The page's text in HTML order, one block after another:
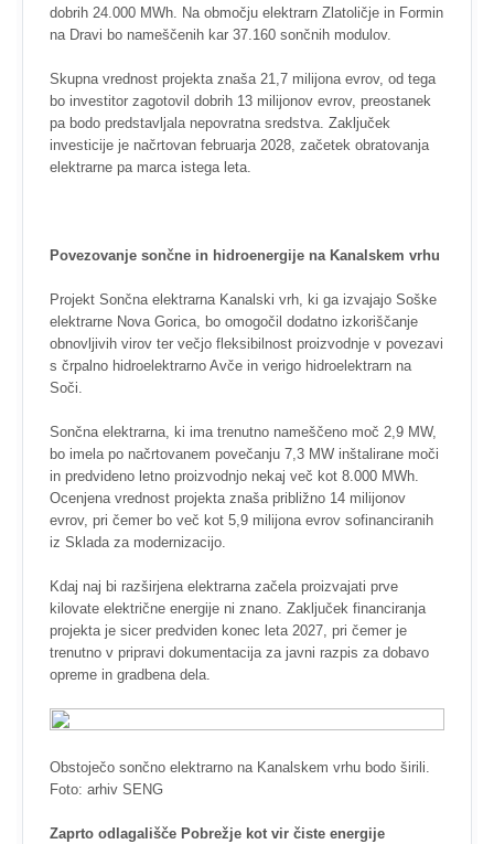
dobrih 24.000 MWh. Na območju elektrarn Zlatoličje in Formin
na Dravi bo nameščenih kar 37.160 sončnih modulov.
Skupna vrednost projekta znaša 21,7 milijona evrov, od tega
bo investitor zagotovil dobrih 13 milijonov evrov, preostanek
pa bodo predstavljala nepovratna sredstva. Zaključek
investicije je načrtovan februarja 2028, začetek obratovanja
elektrarne pa marca istega leta.
Povezovanje sončne in hidroenergije na Kanalskem vrhu
Projekt Sončna elektrarna Kanalski vrh, ki ga izvajajo Soške
elektrarne Nova Gorica, bo omogočil dodatno izkoriščanje
obnovljivih virov ter večjo fleksibilnost proizvodnje v povezavi
s črpalno hidroelektrarno Avče in verigo hidroelektrarn na
Soči.
Sončna elektrarna, ki ima trenutno nameščeno moč 2,9 MW,
bo imela po načrtovanem povečanju 7,3 MW inštalirane moči
in predvideno letno proizvodnjo nekaj več kot 8.000 MWh.
Ocenjena vrednost projekta znaša približno 14 milijonov
evrov, pri čemer bo več kot 5,9 milijona evrov sofinanciranih
iz Sklada za modernizacijo.
Kdaj naj bi razširjena elektrarna začela proizvajati prve
kilovate električne energije ni znano. Zaključek financiranja
projekta je sicer predviden konec leta 2027, pri čemer je
trenutno v pripravi dokumentacija za javni razpis za dobavo
opreme in gradbena dela.
Obstoječo sončno elektrarno na Kanalskem vrhu bodo širili.
Foto: arhiv SENG
Zaprto odlagališče Pobrežje kot vir čiste energije